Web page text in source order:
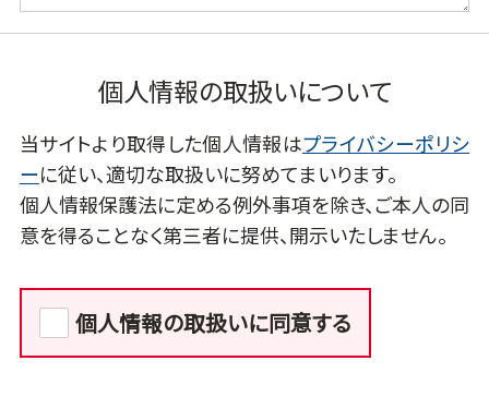
個人情報の取扱いについて
当サイトより取得した個人情報はプライバシーポリシ
ーに従い、適切な取扱いに努めてまいります。
個人情報保護法に定める例外事項を除き、ご本人の同
意を得ることなく第三者に提供、開示いたしません。
個人情報の取扱いに同意する